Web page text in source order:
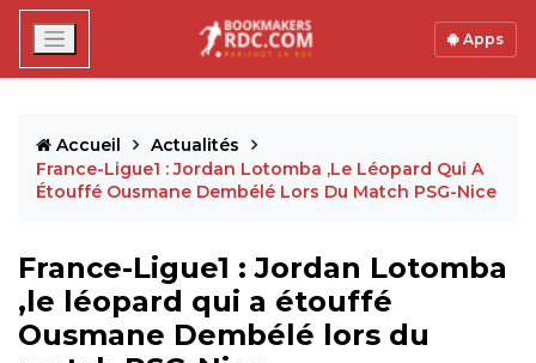
Apps
Accueil
Actualités
France-Ligue1 : Jordan Lotomba ,le Léopard Qui A
Étouffé Ousmane Dembélé Lors Du Match PSG-Nice
France-Ligue1 : Jordan Lotomba
,le léopard qui a étouffé
Ousmane Dembélé lors du